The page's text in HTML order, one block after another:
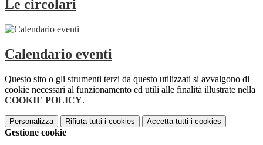
Le circolari
Calendario eventi
Questo sito o gli strumenti terzi da questo utilizzati si avvalgono di
cookie necessari al funzionamento ed utili alle finalità illustrate nella
COOKIE POLICY.
Personalizza Rifiuta tutti i cookies Accetta tutti i cookies
Gestione cookie